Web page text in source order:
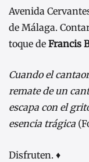
Avenida
de Málaga.
toque de Francis
Cuando el
remate de un
escapa con el
esencia trágica
Disfruten. ♦